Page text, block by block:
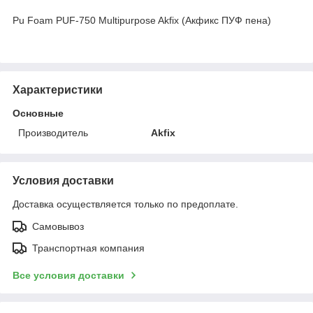
Pu Foam PUF-750 Multipurpose Akfix (Акфикс ПУФ пена)
Характеристики
Основные
Производитель
Akfix
Условия доставки
Доставка осуществляется только по предоплате.
Самовывоз
Транспортная компания
Все условия доставки